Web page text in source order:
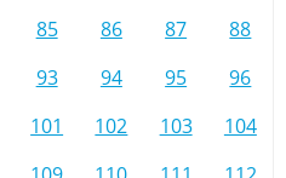
85 86 87
88
93 94 95
96
101 102 103
104